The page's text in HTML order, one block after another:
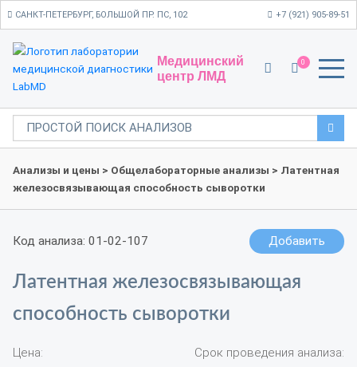
САНКТ-ПЕТЕРБУРГ, БОЛЬШОЙ ПР. ПС, 102 +7 (921) 905-89-51
Медицинский
центр ЛМД
0
Анализы и цены > Общелабораторные анализы > Латентная
железосвязывающая способность сыворотки
Код анализа: 01-02-107 Добавить
Латентная железосвязывающая
способность сыворотки
Цена: Срок проведения анализа: